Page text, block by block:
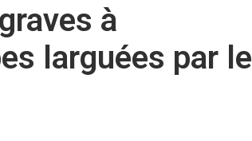
à
larguées par